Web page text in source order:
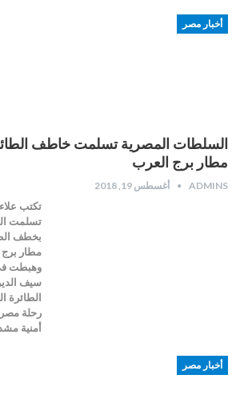
أخبار مصر
السلطات المصرية تسلمت خاطف
مطار برج العرب
ADMINS أغسطس 19, 2018
تكتب
تسلمت
بخطف
وهبطت
سيف
الطائرة
رحلة
أمنية
أخبار مصر